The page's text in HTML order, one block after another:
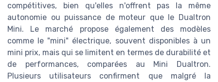
compétitives, bien qu'elles n'offrent pas la même
autonomie ou puissance de moteur que le Dualtron
Mini. Le marché propose également des modèles
comme le "mini" électrique, souvent disponibles à un
mini prix, mais qui se limitent en termes de durabilité et
de performances, comparées au Mini Dualtron.
Plusieurs utilisateurs confirment que malgré la